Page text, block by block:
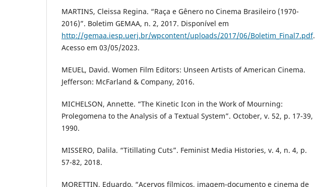
MARTINS, Cleissa Regina. “Raça e Gênero no Cinema Brasileiro (1970-
2016)”. Boletim GEMAA, n. 2, 2017. Disponível em
http://gemaa.iesp.uerj.br/wpcontent/uploads/2017/06/Boletim_Final7.pdf.
Acesso em 03/05/2023.
MEUEL, David. Women Film Editors: Unseen Artists of American Cinema.
Jefferson: McFarland & Company, 2016.
MICHELSON, Annette. “The Kinetic Icon in the Work of Mourning:
Prolegomena to the Analysis of a Textual System”. October, v. 52, p. 17-39,
1990.
MISSERO, Dalila. “Titillating Cuts”. Feminist Media Histories, v. 4, n. 4, p.
57-82, 2018.
MORETTIN, Eduardo. “Acervos fílmicos, imagem-documento e cinema de